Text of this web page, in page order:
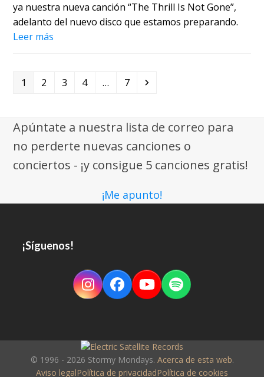
ya nuestra nueva canción “The Thrill Is Not Gone”,
adelanto del nuevo disco que estamos preparando.
Leer más
Page
1 Page
2 Page
3 Page
4 … Page
7 Siguiente
Apúntate a nuestra lista de correo para
no perderte nuevas canciones o
conciertos - ¡y consigue 5 canciones gratis!
¡Me apunto!
¡Síguenos!
Instagram
Facebook
YouTube
Spotify
© 1996 - 2026 Stormy Mondays. Acerca de esta web.
Aviso legalPolítica de privacidadPolítica de cookies